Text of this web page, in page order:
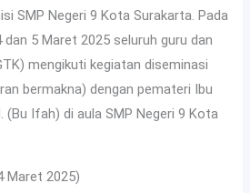
SMP Negeri 9 Kota Surakarta. Pada
dan 5 Maret 2025 seluruh guru dan
mengikuti kegiatan diseminasi
bermakna) dengan pemateri Ibu
(Bu Ifah) di aula SMP Negeri 9 Kota
Maret 2025)